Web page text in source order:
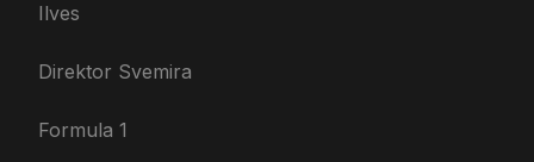
Ilves
Direktor Svemira
Formula 1